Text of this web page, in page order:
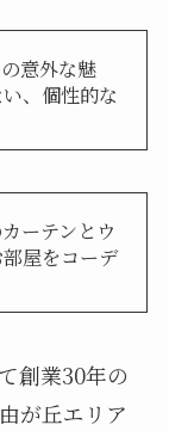
意外な魅
、個性的な
ーテンとウ
屋をコーデ
創業30年の
が丘エリア